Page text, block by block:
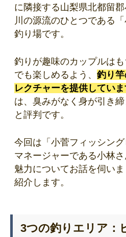
に隣接する山梨県北都留
川の源流のひとつである
釣り場です。
釣りが趣味のカップルは
でも楽しめるよう、 釣り
レクチャーを提供していま
は、臭みがなく身が引き
と評判です。
今回は「小菅フィッシン
マネージャーである小林
魅力についてお話を伺い
紹介します。
3つの釣りエリア：